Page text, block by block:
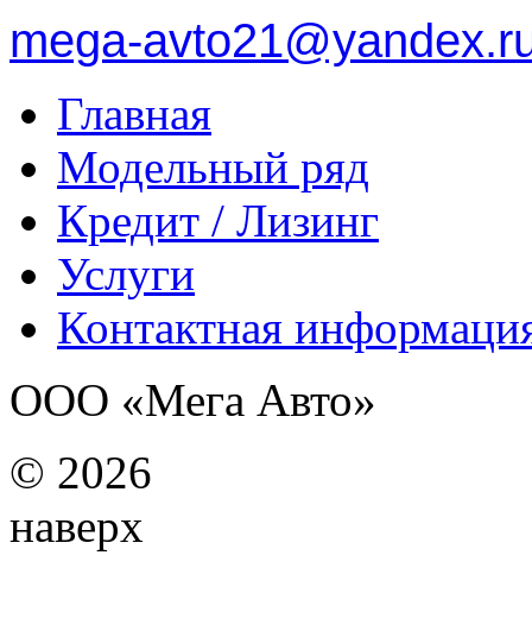
mega-
Главная
Модельный ряд
Кредит / Лизинг
Услуги
Контактная
ООО «Мега Авто»
© 2026
наверх